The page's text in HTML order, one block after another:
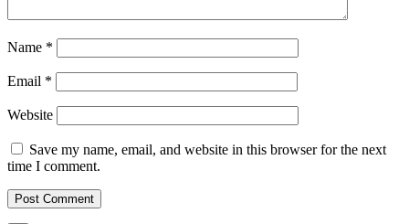
Name *
Email *
Website
Save my name, email, and website in this browser for the next
time I comment.